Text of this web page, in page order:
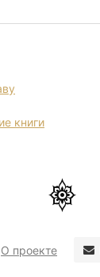
книги
О проекте